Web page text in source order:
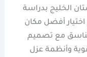
الخليج بدراسة
أفضل مكان
مع تصميم
وأنظمة عزل